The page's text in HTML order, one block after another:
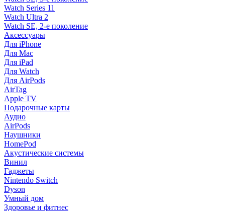
Watch Series 11
Watch Ultra 2
Watch SE, 2-е поколение
Аксессуары
Для iPhone
Для Mac
Для iPad
Для Watch
Для AirPods
AirTag
Apple TV
Подарочные карты
Аудио
AirPods
Наушники
HomePod
Акустические системы
Винил
Гаджеты
Nintendo Switch
Dyson
Умный дом
Здоровье и фитнес